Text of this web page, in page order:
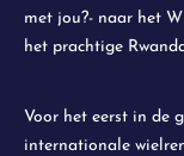
met jou?- naar het
het prachtige
Voor het eerst in de
internationale